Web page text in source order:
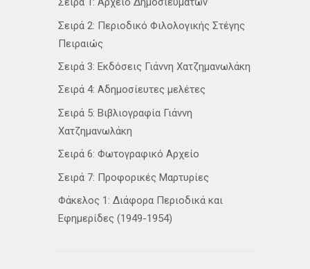
Σειρά 2: Περιοδικό Φιλολογικής Στέγης
Πειραιώς
Σειρά 3: Εκδόσεις Γιάννη Χατζημανωλάκη
Σειρά 4: Αδημοσίευτες μελέτες
Σειρά 5: Βιβλιογραφία Γιάννη
Χατζημανωλάκη
Σειρά 6: Φωτογραφικό Αρχείο
Σειρά 7: Προφορικές Μαρτυρίες
Φάκελος 1: Διάφορα Περιοδικά και
Εφημερίδες (1949-1954)